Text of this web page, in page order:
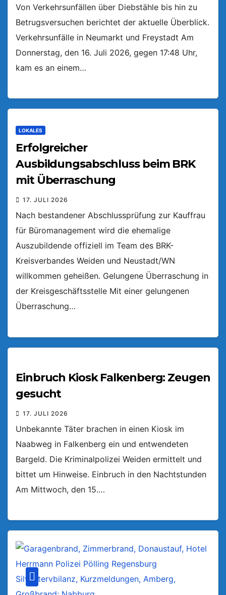
Von Verkehrsunfällen über Diebstähle bis hin zu
Betrugsversuchen berichtet der aktuelle Überblick.
Verkehrsunfälle in Neumarkt und Freystadt Am
Donnerstag, den 16. Juli 2026, gegen 17:48 Uhr,
kam es an einem…
LOKALES
Erfolgreicher
Ausbildungsabschluss beim BRK
mit Überraschung
17. JULI 2026
Nach bestandener Abschlussprüfung zur Kauffrau
für Büromanagement wird die ehemalige
Auszubildende offiziell im Team des BRK-
Kreisverbandes Weiden und Neustadt/WN
willkommen geheißen. Gelungene Überraschung in
der Kreisgeschäftsstelle Mit einer gelungenen
Überraschung…
Einbruch Kiosk Falkenberg: Zeugen
gesucht
17. JULI 2026
Unbekannte Täter brachen in einen Kiosk im
Naabweg in Falkenberg ein und entwendeten
Bargeld. Die Kriminalpolizei Weiden ermittelt und
bittet um Hinweise. Einbruch in den Nachtstunden
Am Mittwoch, den 15.…